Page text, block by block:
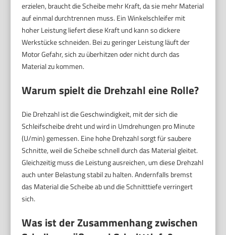
erzielen, braucht die Scheibe mehr Kraft, da sie mehr Material
auf einmal durchtrennen muss. Ein Winkelschleifer mit
hoher Leistung liefert diese Kraft und kann so dickere
Werkstücke schneiden. Bei zu geringer Leistung läuft der
Motor Gefahr, sich zu überhitzen oder nicht durch das
Material zu kommen.
Warum spielt die Drehzahl eine Rolle?
Die Drehzahl ist die Geschwindigkeit, mit der sich die
Schleifscheibe dreht und wird in Umdrehungen pro Minute
(U/min) gemessen. Eine hohe Drehzahl sorgt für saubere
Schnitte, weil die Scheibe schnell durch das Material gleitet.
Gleichzeitig muss die Leistung ausreichen, um diese Drehzahl
auch unter Belastung stabil zu halten. Andernfalls bremst
das Material die Scheibe ab und die Schnitttiefe verringert
sich.
Was ist der Zusammenhang zwischen